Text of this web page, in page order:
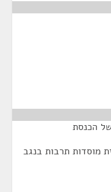
הכנסת
מוסדות תרבות בנגב